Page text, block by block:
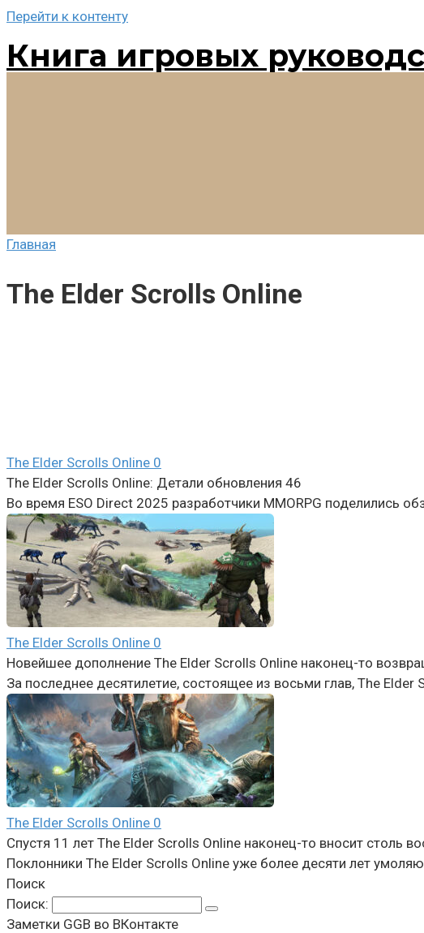
Перейти к контенту
Книга игровых
Главная
The Elder Scrolls Online
The Elder Scrolls Online 0
The Elder Scrolls Online: Детали обновления 46
Во время ESO Direct 2025 разработчики MMORPG поделились
The Elder Scrolls Online 0
Новейшее дополнение The Elder Scrolls Online наконец-то
За последнее десятилетие, состоящее из восьми глав, The
The Elder Scrolls Online 0
Спустя 11 лет The Elder Scrolls Online наконец-то вносит столь
Поклонники The Elder Scrolls Online уже более десяти лет
Поиск
Поиск:
Заметки GGB во ВКонтакте